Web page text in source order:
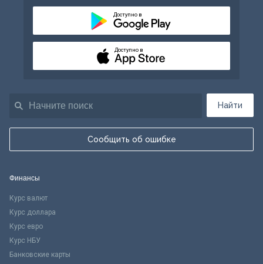
Найти
Сообщить об ошибке
Доступно в
Доступно в
Финансы
Курс валют
Курс доллара
Курс евро
Курс НБУ
Банковские карты